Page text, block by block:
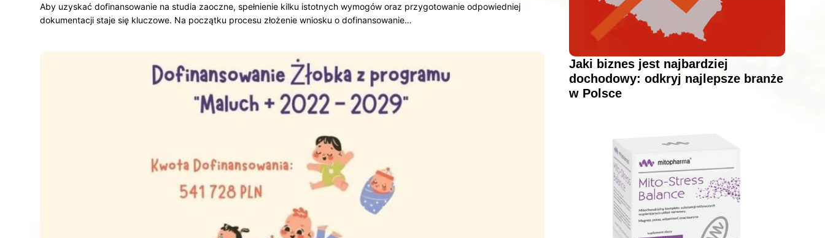
Aby uzyskać dofinansowanie na studia zaoczne, spełnienie kilku istotnych wymogów oraz przygotowanie odpowiedniej
dokumentacji staje się kluczowe. Na początku procesu złożenie wniosku o dofinansowanie…
Jaki biznes jest najbardziej
dochodowy: odkryj najlepsze branże
w Polsce